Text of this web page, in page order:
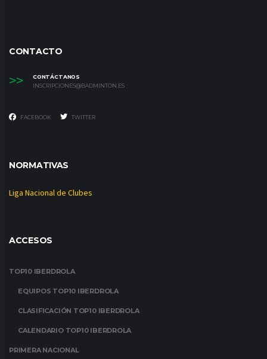
CONTACTO
>>
CONTÁCTANOS
INSCRIPCIONES@BADMINTON.ES
FACEBOOK TWITTER
NORMATIVAS
Liga Nacional de Clubes
ACCESOS
TOP10 IBERDROLA
EQUIPOS TOP10 IBERDROLA
CLASIFICACIÓN TOP10 IBERDROLA
CALENDARIO TOP10 IBERDROLA
PRIMERA NACIONAL